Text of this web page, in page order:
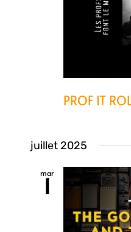
PROF IT
juillet 2025
mar
1